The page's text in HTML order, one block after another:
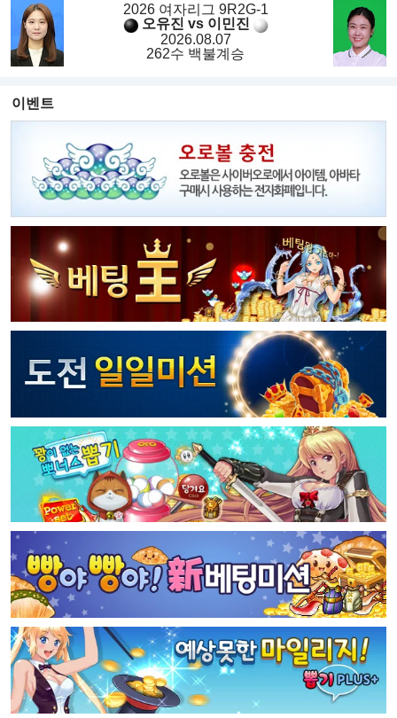
2026 여자리그 9R2G-1
오유진 vs 이민진
2026.08.07
262수 백불계승
이벤트